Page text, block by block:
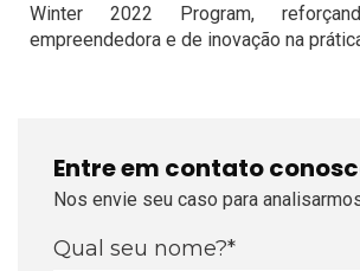
Winter 2022 Program,
empreendedora e de inovação na
Entre em contato
Nos envie seu caso para
Qual seu nome?*